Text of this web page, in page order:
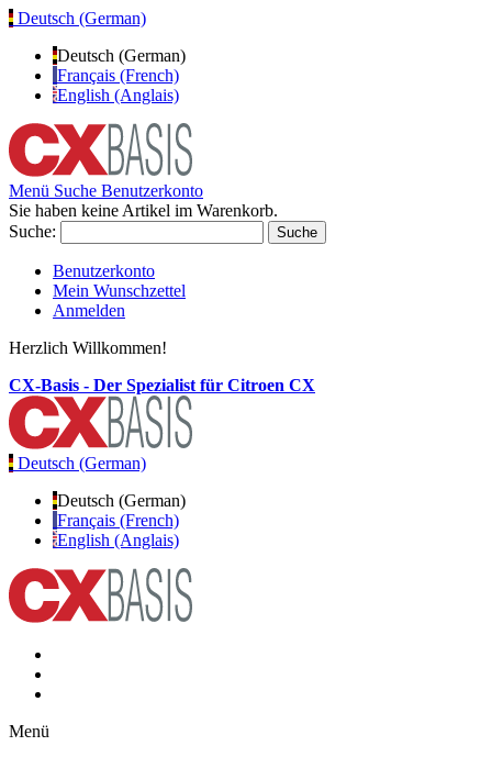
Deutsch (German)
Deutsch (German)
Français (French)
English (Anglais)
Menü Suche Benutzerkonto
Sie haben keine Artikel im Warenkorb.
Suche:
Suche
Benutzerkonto
Mein Wunschzettel
Anmelden
Herzlich Willkommen!
CX-Basis - Der Spezialist für Citroen CX
Deutsch (German)
Deutsch (German)
Français (French)
English (Anglais)
Menü